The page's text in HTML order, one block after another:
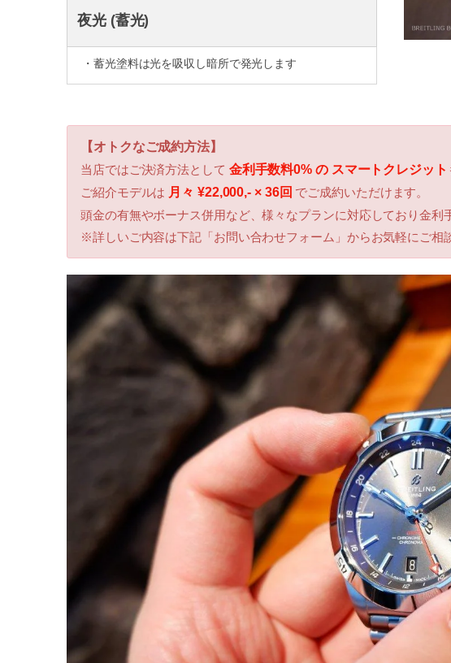
夜光 (蓄光)
・蓄光塗料は光を吸収し暗所で発光します
【オトクなご成約方法】
当店ではご決済方法として 金利手数料0% の スマートクレジット
ご紹介モデルは 月々 ¥22,000,- × 36回 でご成約いただけます。
頭金の有無やボーナス併用など、様々なプランに対応しており金利
※詳しいご内容は下記「お問い合わせフォーム」からお気軽にご相